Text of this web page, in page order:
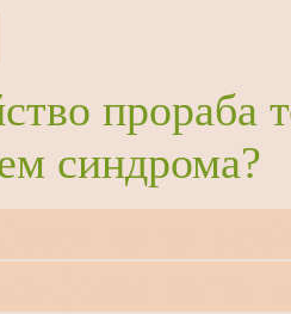
прораба
синдрома?